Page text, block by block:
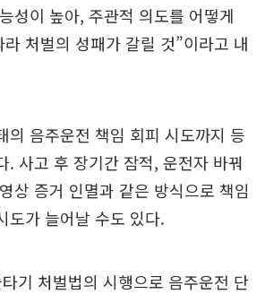
성이 높아, 주관적 의도를 어떻게
처벌의 성패가 갈릴 것”이라고 내
의 음주운전 책임 회피 시도까지 등
. 사고 후 장기간 잠적, 운전자 바꿔
상 증거 인멸과 같은 방식으로 책임
도가 늘어날 수도 있다.
기 처벌법의 시행으로 음주운전 단